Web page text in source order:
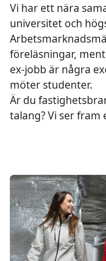
Vi har ett nära
univer­sitet och
föreläsningar,
ex-jobb är några
möter studenter.
Är du
talang? Vi ser